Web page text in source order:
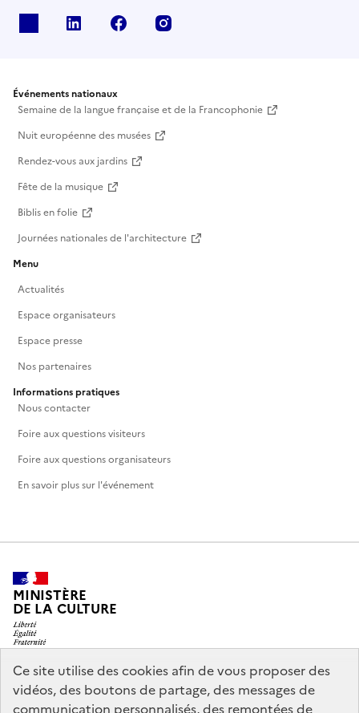
Ce site utilise des cookies afin de vous proposer des
vidéos, des boutons de partage, des messages de
communication personnalisés, des remontées de
Linkedin Facebook
Événements nationaux
Semaine de la langue française et de la Francophonie
Nuit européenne des musées
Rendez-vous aux jardins
Fête de la musique
Biblis en folie
Journées nationales de l'architecture
Menu
Actualités
Espace organisateurs
Espace presse
Nos partenaires
Informations pratiques
Nous contacter
Foire aux questions visiteurs
Foire aux questions organisateurs
En savoir plus sur l'événement
MINISTÈRE
DE LA CULTURE
legifrance.gouv.fr info.gouv.fr